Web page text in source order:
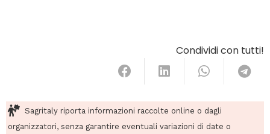
Condividi con tutti!
Sagritaly riporta informazioni raccolte online o dagli
organizzatori, senza garantire eventuali variazioni di date o